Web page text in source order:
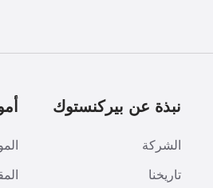
نبذة عن بيركنستوك
الشركة
تاريخنا